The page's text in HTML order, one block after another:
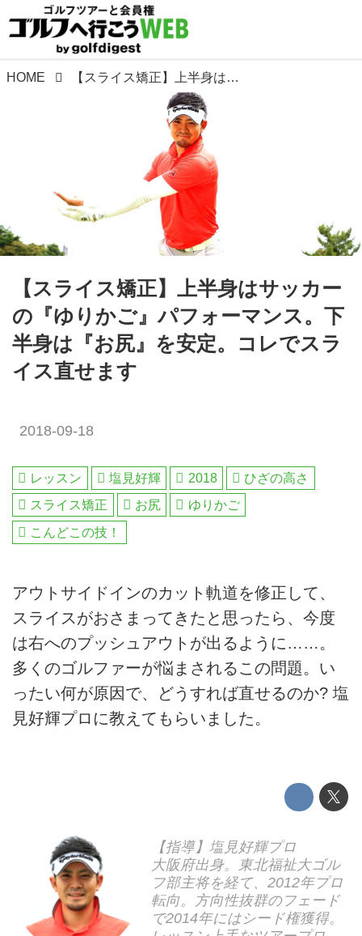
HOME 【スライス矯正】上半身はサッカーの『ゆりかご』パフォーマンス。下半身は『お尻』を安定。コレでスライス直せます
【スライス矯正】上半身はサッカー
の『ゆりかご』パフォーマンス。下
半身は『お尻』を安定。コレでスラ
イス直せます
2018-09-18
レッスン 塩見好輝 2018
ひざの高さ
スライス矯正
お尻
ゆりかご
こんどこの技！
アウトサイドインのカット軌道を修正して、
スライスがおさまってきたと思ったら、今度
は右へのプッシュアウトが出るように……。
多くのゴルファーが悩まされるこの問題。い
ったい何が原因で、どうすれば直せるのか? 塩
見好輝プロに教えてもらいました。
【指導】塩見好輝プロ
大阪府出身。東北福祉大ゴル
フ部主将を経て、2012年プロ
転向。方向性抜群のフェード
で2014年にはシード権獲得。